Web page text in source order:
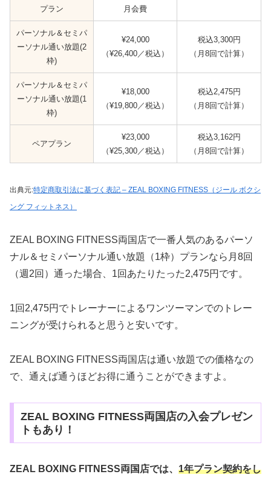
プラン 月会費
パーソナル＆セミパ
ーソナル通い放題(2
枠)
¥24,000
（¥26,400／税込）
税込3,300円
（月8回で計算）
パーソナル＆セミパ
ーソナル通い放題(1
枠)
¥18,000
（¥19,800／税込）
税込2,475円
（月8回で計算）
ペアプラン
¥23,000
（¥25,300／税込）
税込3,162円
（月8回で計算）
出典元:特定商取引法に基づく表記 – ZEAL BOXING FITNESS（ジール ボクシ
ング フィットネス）
ZEAL BOXING FITNESS両国店で一番人気のあるパーソ
ナル＆セミパーソナル通い放題（1枠）プランなら月8回
（週2回）通った場合、1回あたりたった2,475円です。
1回2,475円でトレーナーによるワンツーマンでのトレー
ニングが受けられると思うと安いです。
ZEAL BOXING FITNESS両国店は通い放題での価格なの
で、通えば通うほどお得に通うことができますよ。
ZEAL BOXING FITNESS両国店の入会プレゼン
トもあり！
ZEAL BOXING FITNESS両国店では、 1年プラン契約をし